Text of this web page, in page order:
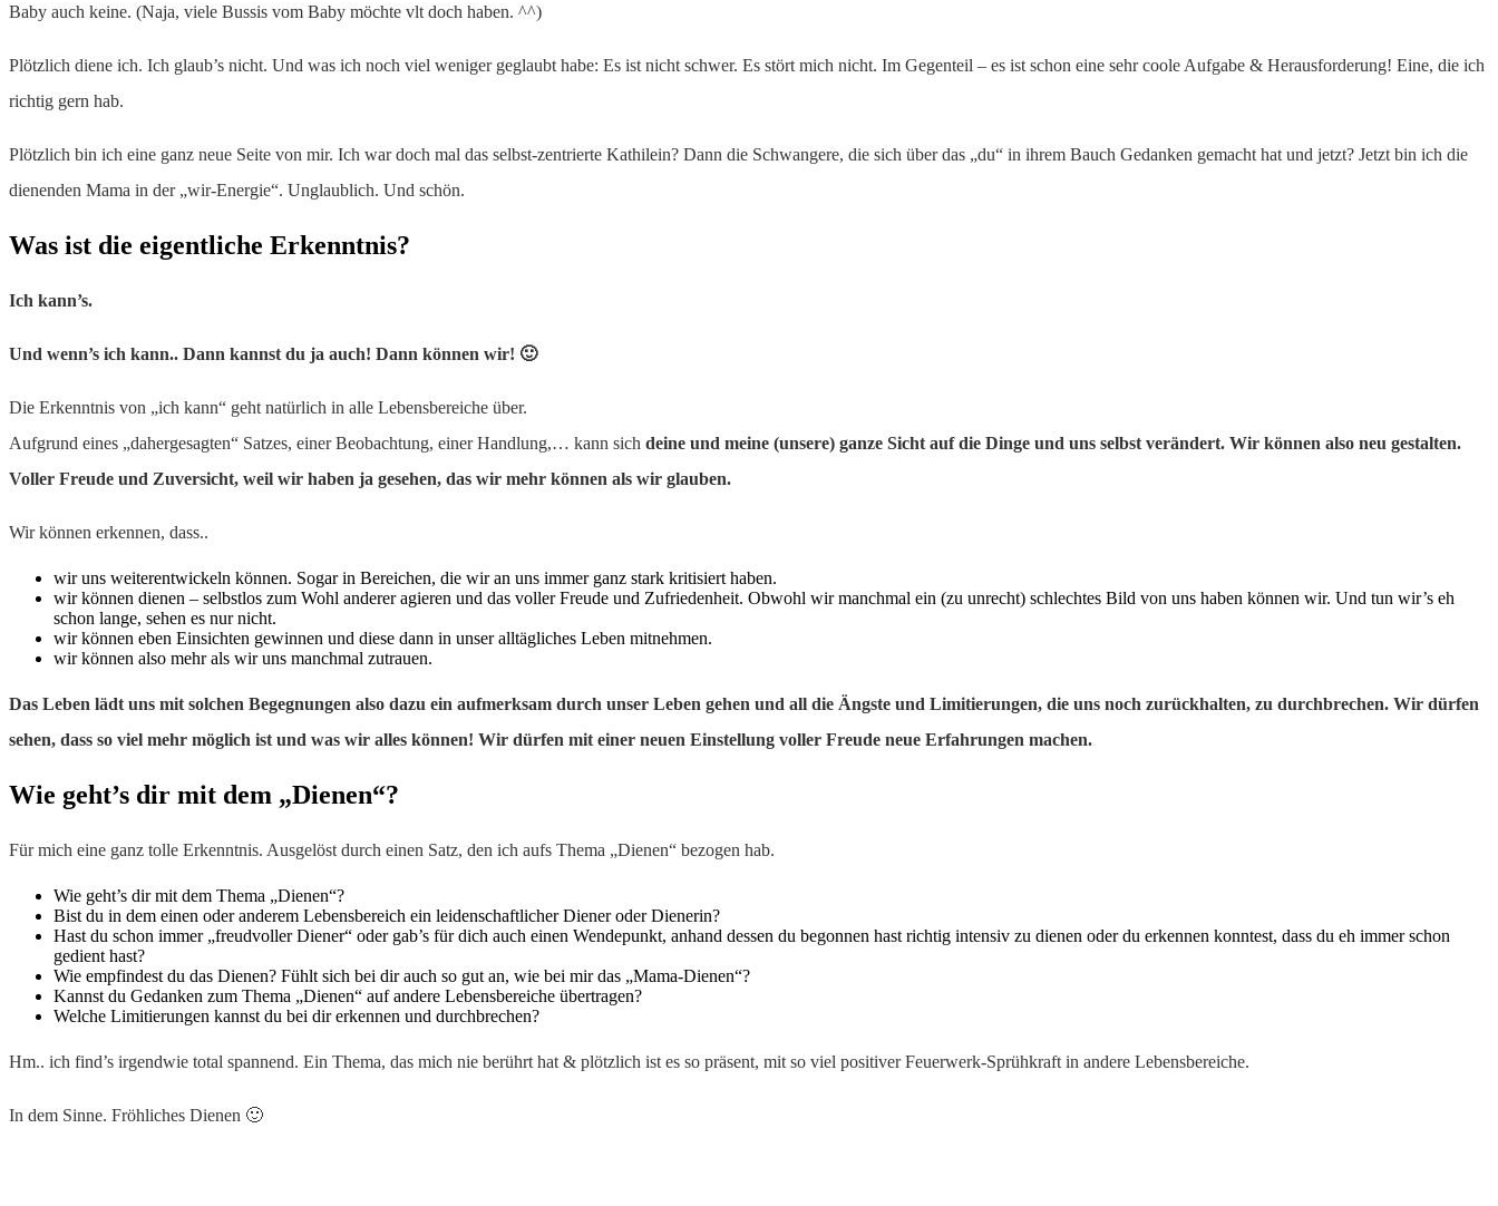
Baby auch keine. (Naja, viele Bussis vom Baby möchte vlt doch haben. ^^)
Plötzlich diene ich. Ich glaub’s nicht. Und was ich noch viel weniger geglaubt habe: Es ist nicht schwer. Es stört mich nicht. Im Gegenteil – es ist schon eine sehr coole Aufgabe & Herausforderung! Eine, die ich
richtig gern hab.
Plötzlich bin ich eine ganz neue Seite von mir. Ich war doch mal das selbst-zentrierte Kathilein? Dann die Schwangere, die sich über das „du“ in ihrem Bauch Gedanken gemacht hat und jetzt? Jetzt bin ich die
dienenden Mama in der „wir-Energie“. Unglaublich. Und schön.
Was ist die eigentliche Erkenntnis?
Ich kann’s.
Und wenn’s ich kann.. Dann kannst du ja auch! Dann können wir! 🙂
Die Erkenntnis von „ich kann“ geht natürlich in alle Lebensbereiche über.
Aufgrund eines „dahergesagten“ Satzes, einer Beobachtung, einer Handlung,… kann sich deine und meine (unsere) ganze Sicht auf die Dinge und uns selbst verändert. Wir können also neu gestalten.
Voller Freude und Zuversicht, weil wir haben ja gesehen, das wir mehr können als wir glauben.
Wir können erkennen, dass..
wir uns weiterentwickeln können. Sogar in Bereichen, die wir an uns immer ganz stark kritisiert haben.
wir können dienen – selbstlos zum Wohl anderer agieren und das voller Freude und Zufriedenheit. Obwohl wir manchmal ein (zu unrecht) schlechtes Bild von uns haben können wir. Und tun wir’s eh
schon lange, sehen es nur nicht.
wir können eben Einsichten gewinnen und diese dann in unser alltägliches Leben mitnehmen.
wir können also mehr als wir uns manchmal zutrauen.
Das Leben lädt uns mit solchen Begegnungen also dazu ein aufmerksam durch unser Leben gehen und all die Ängste und Limitierungen, die uns noch zurückhalten, zu durchbrechen. Wir dürfen
sehen, dass so viel mehr möglich ist und was wir alles können! Wir dürfen mit einer neuen Einstellung voller Freude neue Erfahrungen machen.
Wie geht’s dir mit dem „Dienen“?
Für mich eine ganz tolle Erkenntnis. Ausgelöst durch einen Satz, den ich aufs Thema „Dienen“ bezogen hab.
Wie geht’s dir mit dem Thema „Dienen“?
Bist du in dem einen oder anderem Lebensbereich ein leidenschaftlicher Diener oder Dienerin?
Hast du schon immer „freudvoller Diener“ oder gab’s für dich auch einen Wendepunkt, anhand dessen du begonnen hast richtig intensiv zu dienen oder du erkennen konntest, dass du eh immer schon
gedient hast?
Wie empfindest du das Dienen? Fühlt sich bei dir auch so gut an, wie bei mir das „Mama-Dienen“?
Kannst du Gedanken zum Thema „Dienen“ auf andere Lebensbereiche übertragen?
Welche Limitierungen kannst du bei dir erkennen und durchbrechen?
Hm.. ich find’s irgendwie total spannend. Ein Thema, das mich nie berührt hat & plötzlich ist es so präsent, mit so viel positiver Feuerwerk-Sprühkraft in andere Lebensbereiche.
In dem Sinne. Fröhliches Dienen 🙂